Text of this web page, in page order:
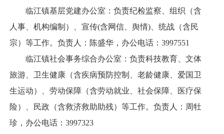
临江镇基层党建办公室：负责纪检监察、组织（含
人事、机构编制）、宣传(含网信、舆情)、统战（含民
宗）等工作。负责人：陈盛华，办公电话：3997551
临江镇社会事务综合办公室：负责科技教育、文体
旅游、卫生健康（含疾病预防控制、老龄健康、爱国卫
生运动）、劳动保障（含劳动就业、社会保障、医疗保
险）、民政（含救济救助助残）等工作。负责人：周牡
珍，办公电话：3997323